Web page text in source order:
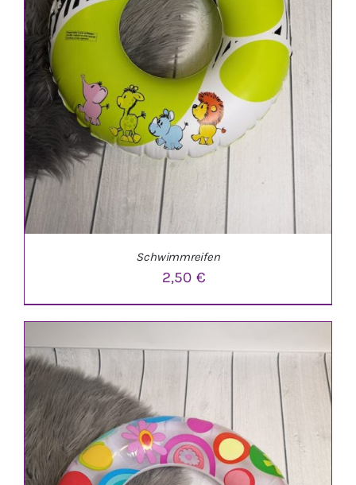
IN DEN WARENKORB / DETAILS
Schwimmreifen
2,50€